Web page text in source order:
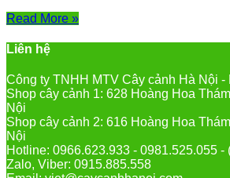
Read More »
Liên hệ
Công ty TNHH MTV Cây cảnh Hà Nội -
Shop cây cảnh 1: 628 Hoàng Hoa
Nội
Shop cây cảnh 2: 616 Hoàng Hoa
Nội
Hotline: 0966.623.933 - 0981.525.055 -
Zalo, Viber: 0915.885.558